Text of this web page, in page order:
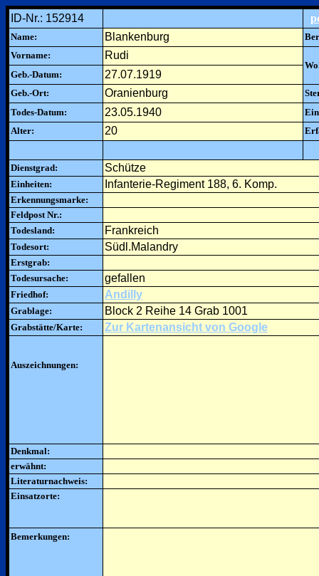
ID-Nr.: 152914
Name: Blankenburg
Vorname:
Rudi
Geb.-Datum:
27.07.1919
Geb.-Ort: Oranienburg
Todes-Datum:
23.05.1940
Alter:
20
Dienstgrad: Schütze
Einheiten: Infanterie-Regiment 188, 6. Komp.
Erkennungsmarke:
Feldpost Nr.:
Todesland:
Frankreich
Todesort: Südl.Malandry
Erstgrab:
Todesursache:
gefallen
Friedhof: Andilly
Grablage: Block 2 Reihe 14 Grab 1001
Grabstätte/Karte: Zur Kartenansicht von Google
Auszeichnungen:
Denkmal:
erwähnt:
Literaturnachweis:
Einsatzorte:
Bemerkungen: